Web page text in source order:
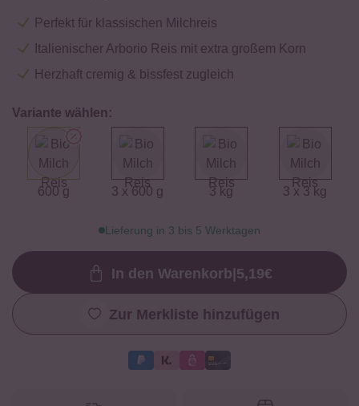
Perfekt für klassischen Milchreis
Italienischer Arborio Reis mit extra großem Korn
Herzhaft cremig & bissfest zugleich
Variante wählen:
600 g 3 x 600 g 3 kg 3 x 3 kg
Lieferung in 3 bis 5 Werktagen
Loading...
In den Warenkorb 5,19€
Zur Merkliste hinzufügen